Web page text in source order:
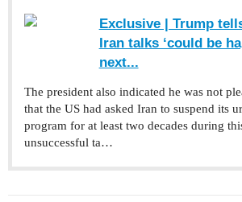
Exclusive | Trump
Iran talks ‘could be
next...
The president also indicated he was not
that the US had asked Iran to suspend its
program for at least two decades during
unsuccessful ta…